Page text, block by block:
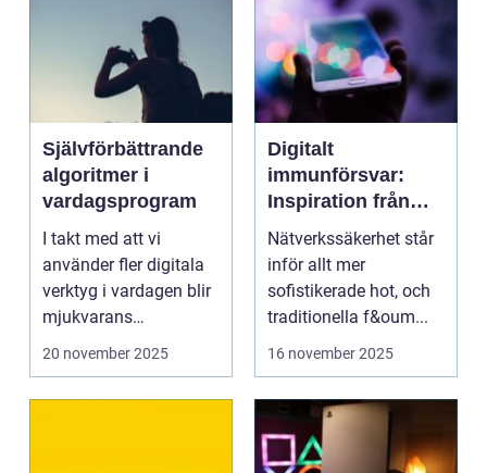
Självförbättrande
algoritmer i
vardagsprogram
I takt med att vi
använder fler digitala
verktyg i vardagen blir
mjukvarans
anpassningsför...
20 november 2025
Digitalt
immunförsvar:
Inspiration från
biologiska system
för att stärka
nätverkssäkerhet
Nätverkssäkerhet står
inför allt mer
sofistikerade hot, och
traditionella f&oum...
16 november 2025